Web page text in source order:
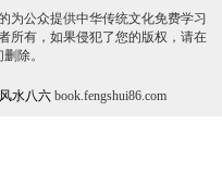
为公众提供中华传统文化免费学习
所有，如果侵犯了您的版权，请在
除。
风水八六 book.fengshui86.com